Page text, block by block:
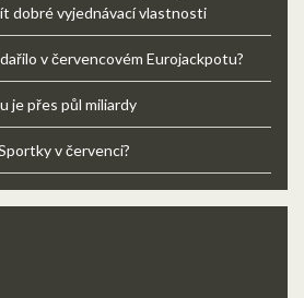
dobré vyjednávací vlastnosti
v červencovém Eurojackpotu?
je přes půl miliardy
v červenci?